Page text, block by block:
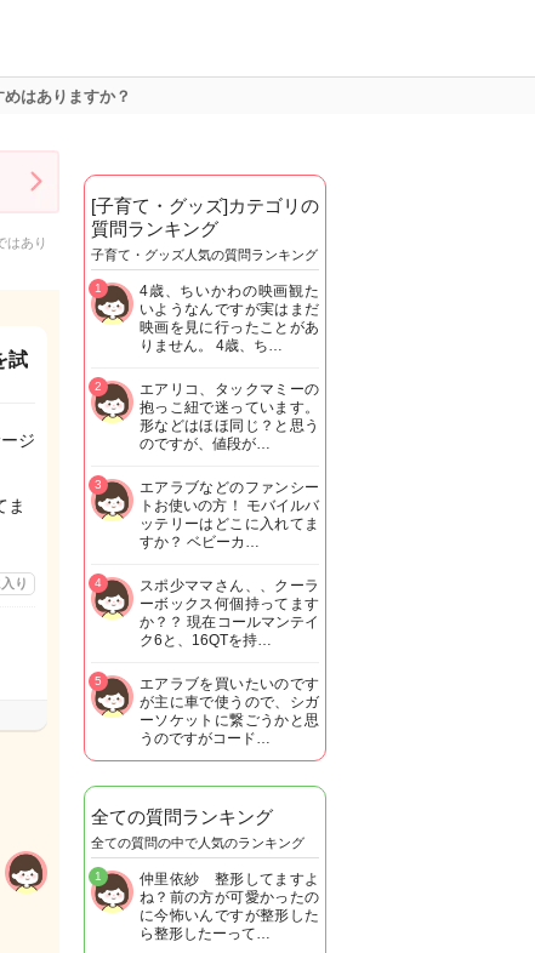
はありますか？
はあり
試
ジ
ま
り
[子育て・グッズ]カテゴリの
質問ランキング
子育て・グッズ人気の質問ランキング
4歳、ちいかわの映画観た
いようなんですが実はまだ
映画を見に行ったことがあ
りません。 4歳、ち…
1
エアリコ、タックマミーの
抱っこ紐で迷っています。
形などはほほ同じ？と思う
のですが、値段が…
2
エアラブなどのファンシー
トお使いの方！ モバイルバ
ッテリーはどこに入れてま
すか？ ベビーカ…
3
スポ少ママさん、、クーラ
ーボックス何個持ってます
か？？ 現在コールマンテイ
ク6と、16QTを持…
4
エアラブを買いたいのです
が主に車で使うので、シガ
ーソケットに繋ごうかと思
うのですがコード…
5
全ての質問ランキング
全ての質問の中で人気のランキング
仲里依紗 整形してますよ
ね？前の方が可愛かったの
に今怖いんですが整形した
ら整形したーって…
1